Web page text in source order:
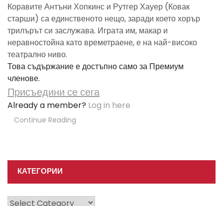
Коравите Антъни Хопкинс и Рутгер Хауер (Ковак
старши) са единственото нещо, заради което хорър
трилърът си заслужава. Играта им, макар и
неравностойна като времетраене, е на най-високо
театрално ниво.
Това съдържание е достъпно само за Премиум
членове.
Присъедини се сега
Already a member? Log in here
Continue Reading
КАТЕГОРИИ
Категории